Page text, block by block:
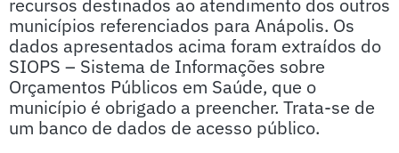
recursos destinados ao atendimento dos outros
municípios referenciados para Anápolis. Os
dados apresentados acima foram extraídos do
SIOPS – Sistema de Informações sobre
Orçamentos Públicos em Saúde, que o
município é obrigado a preencher. Trata-se de
um banco de dados de acesso público.